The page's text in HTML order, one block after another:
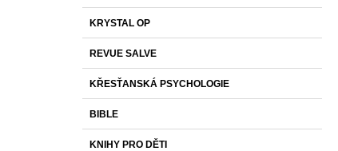
KRYSTAL OP
REVUE SALVE
KŘESŤANSKÁ PSYCHOLOGIE
BIBLE
KNIHY PRO DĚTI